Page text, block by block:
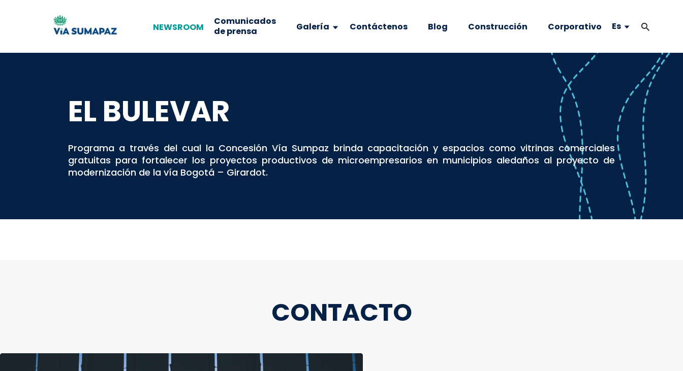
NEWSROOM
Comunicados
de prensa
Galería Contáctenos Blog Construcción Corporativo Es
EL BULEVAR
Programa a través del cual la Concesión Vía Sumpaz brinda capacitación y espacios como vitrinas comerciales
gratuitas para fortalecer los proyectos productivos de microempresarios en municipios aledaños al proyecto de
modernización de la vía Bogotá – Girardot.
CONTACTO